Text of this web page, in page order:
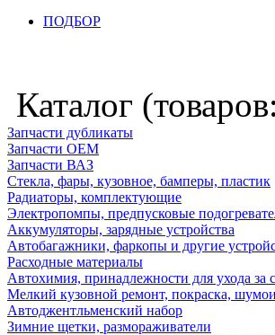
ПОДБОР
Каталог (товаров:
Запчасти дубликаты
Запчасти ОЕМ
Запчасти ВАЗ
Стекла, фары, кузовное, бамперы, пластик
Радиаторы, комплектующие
Электропомпы, предпусковые
Аккумуляторы, зарядные устройства
Автобагажники, фаркопы и другие
Расходные материалы
Автохимия, принадлежности для ухода за
Мелкий кузовной ремонт, покраска,
Автоджентльменский набор
Зимние щетки, размораживатели